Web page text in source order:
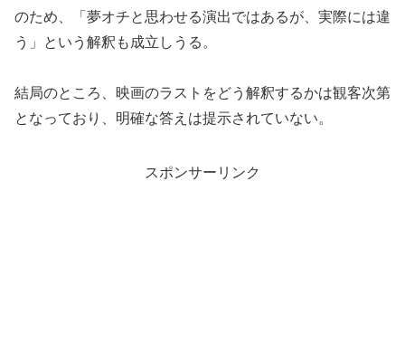
のため、「夢オチと思わせる演出ではあるが、実際には違
う」という解釈も成立しうる。
結局のところ、映画のラストをどう解釈するかは観客次第
となっており、明確な答えは提示されていない。
スポンサーリンク